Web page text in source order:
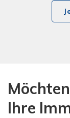
Ihre